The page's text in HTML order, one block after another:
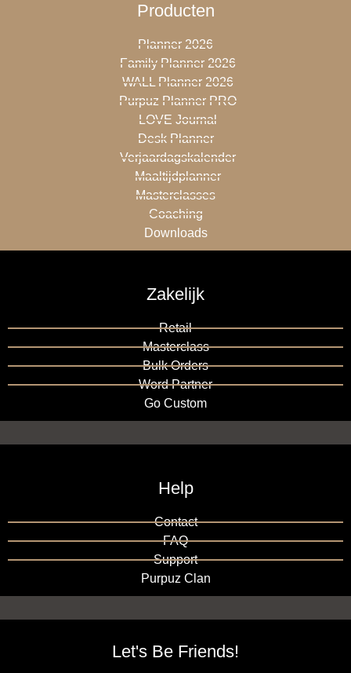
Producten
Planner 2026
Family Planner 2026
WALL Planner 2026
Purpuz Planner PRO
LOVE Journal
Desk Planner
Verjaardagskalender
Maaltijdplanner
Masterclasses
Coaching
Downloads
Zakelijk
Retail
Masterclass
Bulk Orders
Word Partner
Go Custom
Help
Contact
FAQ
Support
Purpuz Clan
Let's Be Friends!